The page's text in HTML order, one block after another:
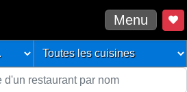
Menu